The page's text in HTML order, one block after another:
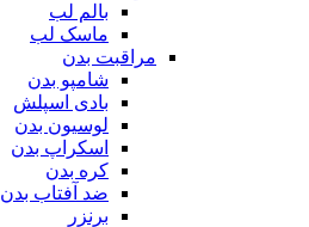
بالم لب
ماسک لب
مراقبت بدن
شامپو بدن
بادی اسپلش
لوسیون بدن
اسکراپ بدن
کره بدن
ضد آفتاب بدن
برنزر